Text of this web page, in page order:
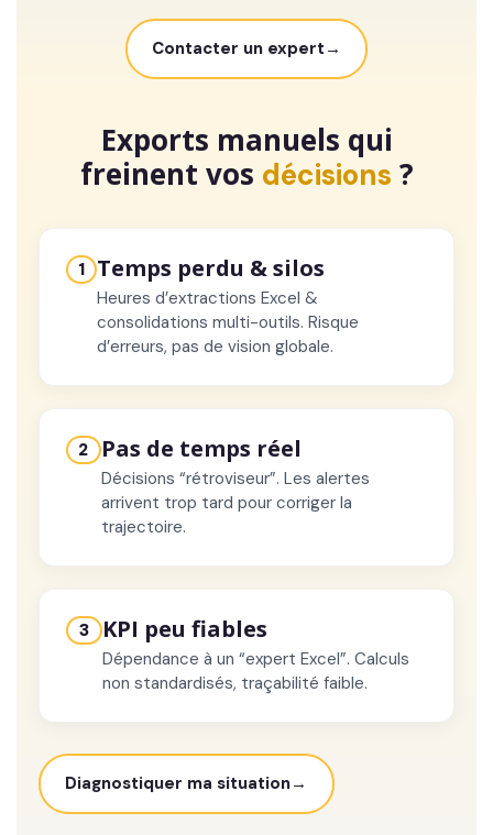
Contacter un expert
Exports manuels qui
freinent vos décisions ?
1 Temps perdu & silos
Heures d’extractions Excel &
consolidations multi-outils. Risque
d’erreurs, pas de vision globale.
2 Pas de temps réel
Décisions “rétroviseur”. Les alertes
arrivent trop tard pour corriger la
trajectoire.
3 KPI peu fiables
Dépendance à un “expert Excel”. Calculs
non standardisés, traçabilité faible.
Diagnostiquer ma situation